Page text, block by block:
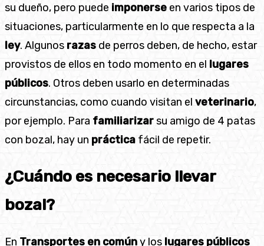
su dueño, pero puede imponerse en varios tipos de
situaciones, particularmente en lo que respecta a la
ley. Algunos razas de perros deben, de hecho, estar
provistos de ellos en todo momento en el lugares
públicos. Otros deben usarlo en determinadas
circunstancias, como cuando visitan el veterinario,
por ejemplo. Para familiarizarsu amigo de 4 patas
con bozal, hay un práctica fácil de repetir.
¿Cuándo es necesario llevar
bozal?
En Transportes en comúny los lugares públicos